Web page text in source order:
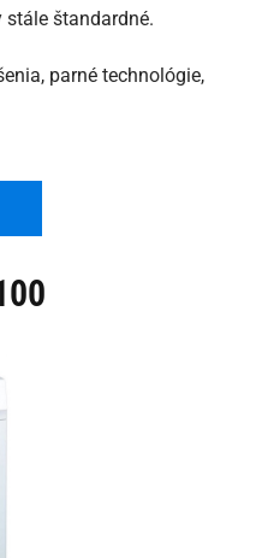
štandardné.
parné technológie,